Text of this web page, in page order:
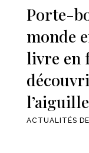
Porte-
monde
livre en
ACTUALITÉS